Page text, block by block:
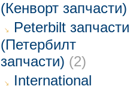
(Кенворт запчасти)
Peterbilt запчасти
(Петербилт
запчасти) (2)
International